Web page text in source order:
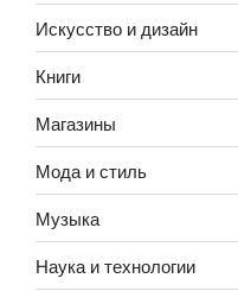
Искусство и дизайн
Книги
Магазины
Мода и стиль
Музыка
Наука и технологии